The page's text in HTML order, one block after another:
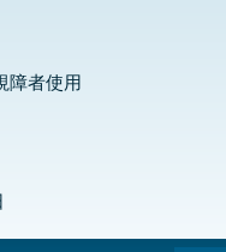
障者使用